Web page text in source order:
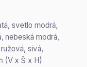
svetlo modrá,
nebeská modrá,
sivá,
(V x Š x H)